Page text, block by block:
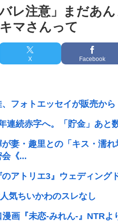
バレ注意」まだあ
マさんって
X Facebook
フォトエッセイが販売か
連続赤字へ。「貯金」あと
妻・趣里との「キス・濡
会《...
のアトリエ3』ウェディン
気ちいかわのスレなし
漫画『未恋-みれん-』NTRよ